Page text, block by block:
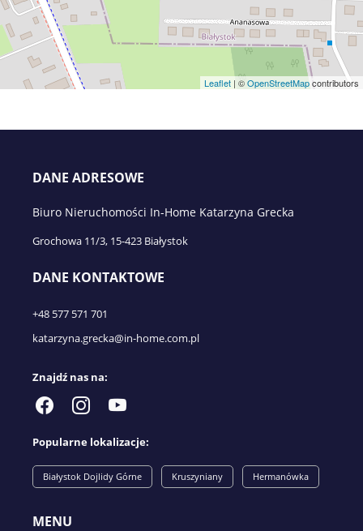
Leaflet | ©OpenStreetMapcontributors
DANE ADRESOWE
Biuro Nieruchomości In-Home Katarzyna Grecka
Grochowa 11/3, 15-423 Białystok
DANE KONTAKTOWE
+48 577 571 701
katarzyna.grecka@in-home.com.pl
Znajdź nas na:
Popularne lokalizacje:
Białystok Dojlidy Górne Kruszyniany Hermanówka
MENU